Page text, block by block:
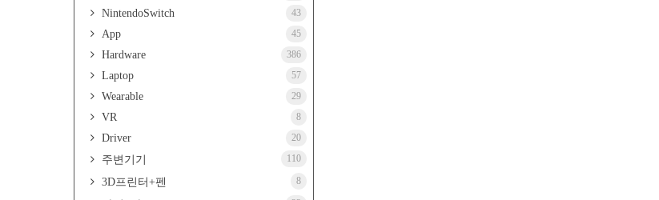
NintendoSwitch 43
App 45
Hardware 386
Laptop 57
Wearable 29
VR 8
Driver 20
주변기기 110
3D프린터+펜 8